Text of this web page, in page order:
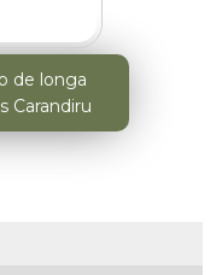
de longa
Carandiru